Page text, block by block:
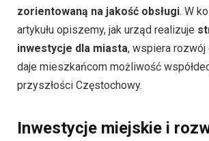
zorientowaną na jakość obsługi. W
artykułu opiszemy, jak urząd realizuje
inwestycje dla miasta, wspiera
daje mieszkańcom możliwość
przyszłości Częstochowy.
Inwestycje miejskie i